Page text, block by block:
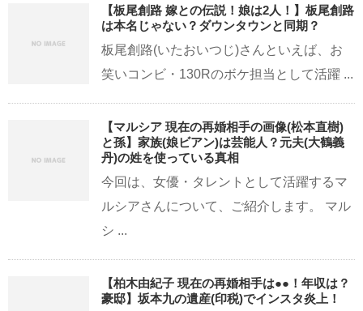
【板尾創路 嫁との伝説！娘は2人！】板尾創路
は本名じゃない？ダウンタウンと同期？
板尾創路(いたおいつじ)さんといえば、お
笑いコンビ・130Rのボケ担当として活躍 ...
【マルシア 現在の再婚相手の画像(松本直樹)
と孫】家族(娘ビアン)は芸能人？元夫(大鶴義
丹)の姓を使っている真相
今回は、女優・タレントとして活躍するマ
ルシアさんについて、ご紹介します。 マル
シ ...
【柏木由紀子 現在の再婚相手は●●！年収は？
豪邸】坂本九の遺産(印税)でインスタ炎上！